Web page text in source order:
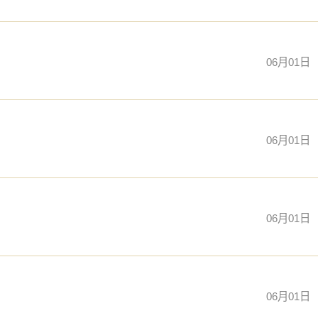
06月01日
06月01日
06月01日
06月01日